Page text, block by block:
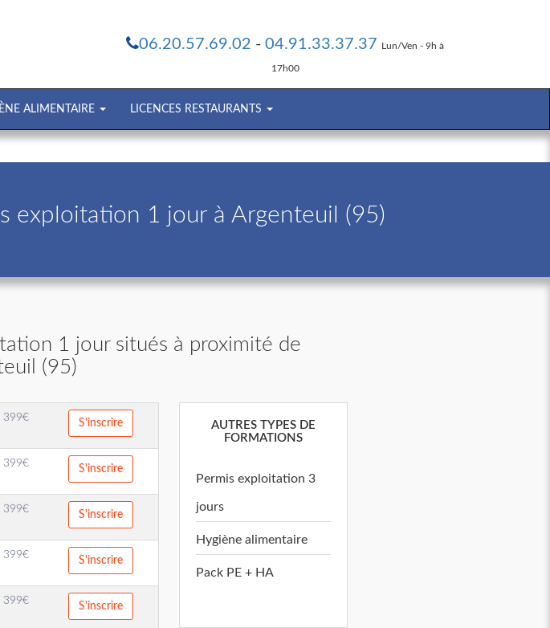
06.20.57.69.02 - 04.91.33.37.37 Lun/Ven - 9h à
17h00
ALIMENTAIRE LICENCES RESTAURANTS
exploitation 1 jour à Argenteuil (95)
1 jour situés à proximité de
(95)
399€ S'inscrire
399€ S'inscrire
399€ S'inscrire
399€ S'inscrire
399€ S'inscrire
AUTRES TYPES DE
FORMATIONS
Permis exploitation 3
jours
Hygiène alimentaire
Pack PE + HA